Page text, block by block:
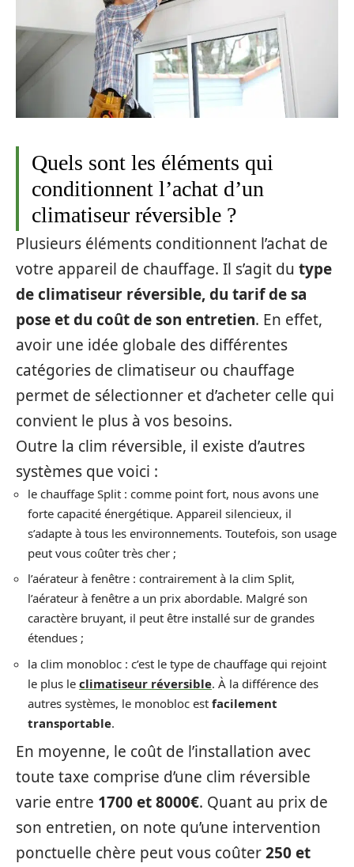
Quels sont les éléments qui
conditionnent l’achat d’un
climatiseur réversible ?
Plusieurs éléments conditionnent l’achat de
votre appareil de chauffage. Il s’agit du type
de climatiseur réversible, du tarif de sa
pose et du coût de son entretien. En effet,
avoir une idée globale des différentes
catégories de climatiseur ou chauffage
permet de sélectionner et d’acheter celle qui
convient le plus à vos besoins.
Outre la clim réversible, il existe d’autres
systèmes que voici :
le chauffage Split : comme point fort, nous avons une
forte capacité énergétique. Appareil silencieux, il
s’adapte à tous les environnements. Toutefois, son usage
peut vous coûter très cher ;
l’aérateur à fenêtre : contrairement à la clim Split,
l’aérateur à fenêtre a un prix abordable. Malgré son
caractère bruyant, il peut être installé sur de grandes
étendues ;
la clim monobloc : c’est le type de chauffage qui rejoint
le plus le climatiseur réversible. À la différence des
autres systèmes, le monobloc est facilement
transportable.
En moyenne, le coût de l’installation avec
toute taxe comprise d’une clim réversible
varie entre 1700 et 8000€. Quant au prix de
son entretien, on note qu’une intervention
ponctuelle chère peut vous coûter250 et